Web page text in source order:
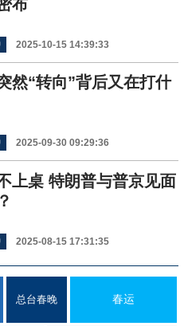
布
2025-10-15 14:39:33
然“转向”背后又在打什
2025-09-30 09:29:36
上桌 特朗普与普京见面
2025-08-15 17:31:35
总台春晚 春运